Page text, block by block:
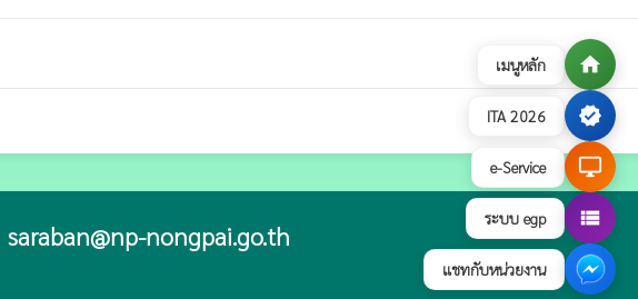
เมนูหลัก home
ITA 2026 verified
e-Service desktop_windows
ระบบ egp view_list
แชทกับหน่วยงาน
saraban@np-nongpai.go.th